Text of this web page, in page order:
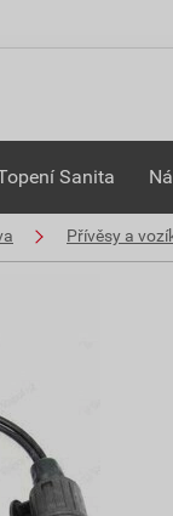
Sanita
Přívěsy a